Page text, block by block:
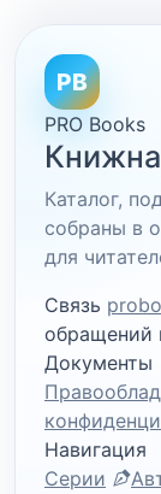
PB
PRO Books
Каталог,
собраны в
для
Связь
обращений
Документы
Навигация
Серии